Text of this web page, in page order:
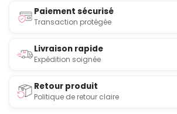
Paiement sécurisé
Transaction protégée
Livraison rapide
Expédition soignée
Retour produit
Politique de retour claire